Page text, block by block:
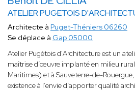
ATELIER PUGETOIS
Architecte à Puget-Théniers 06260
Se déplace à Gap 05000
Atelier Pugétois d'Architecture est un
maîtrise d’œuvre implanté en milieu
Maritimes) et à Sauveterre-de-
existence à l’envie d’apporter qualité